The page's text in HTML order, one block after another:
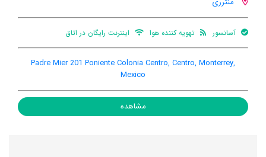
آسانسور تهویه کننده هوا اینترنت رایگان در اتاق
Padre Mier 201 Poniente Colonia Centro, Centro, Monterrey,
Mexico
مشاهده